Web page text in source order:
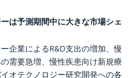
は予測期間中に大きな市場シェ
企業によるR&D支出の増加、慢
需要急増、慢性疾患向け新規療
オテクノロジー研究開発への各